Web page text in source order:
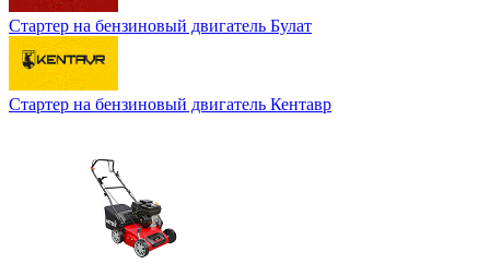
Стартер на бензиновый двигатель Булат
Стартер на бензиновый двигатель Кентавр